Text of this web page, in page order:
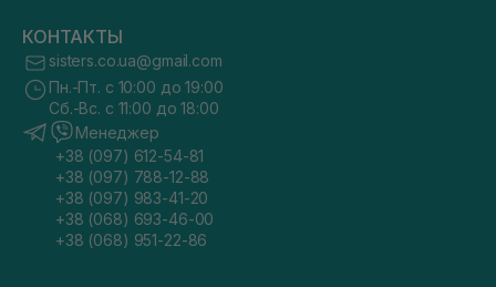
КОНТАКТЫ
sisters.co.ua@gmail.com
Пн.-Пт. с 10:00 до 19:00
Сб.-Вс. с 11:00 до 18:00
Менеджер
+38 (097) 612-54-81
+38 (097) 788-12-88
+38 (097) 983-41-20
+38 (068) 693-46-00
+38 (068) 951-22-86